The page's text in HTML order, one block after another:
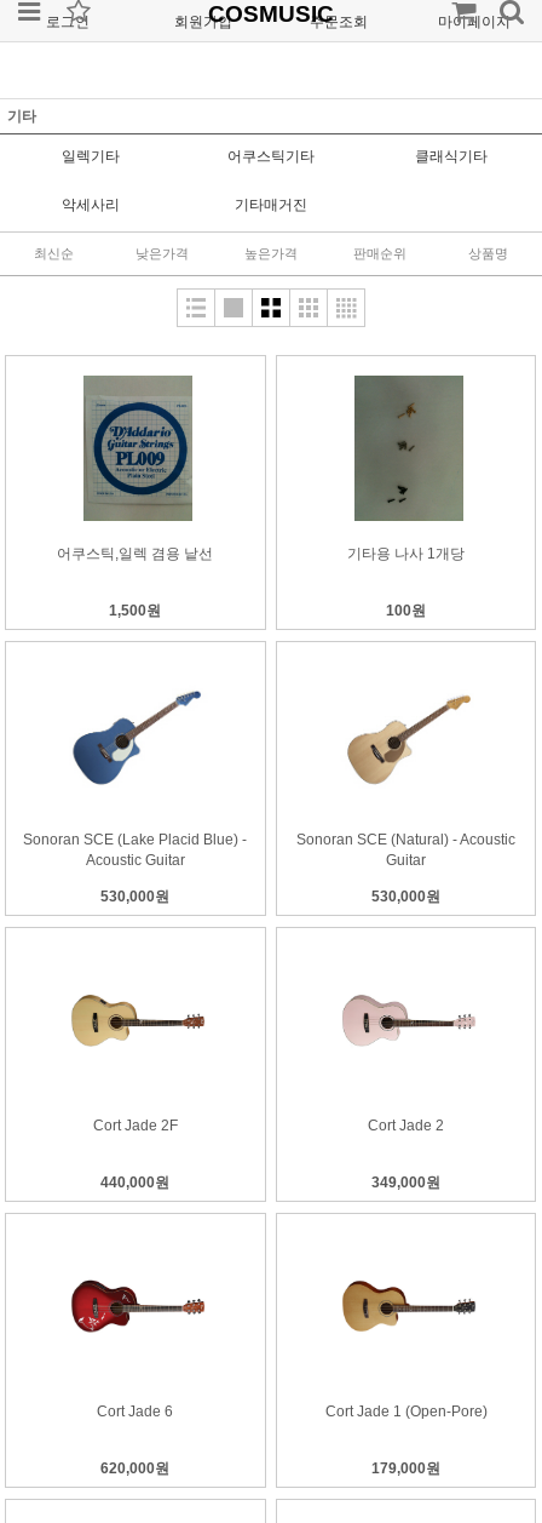
로그인 회원가입 주문조회 마이페이지
COSMUSIC
기타
일렉기타 어쿠스틱기타 클래식기타
악세사리 기타매거진
최신순 낮은가격 높은가격 판매순위 상품명
어쿠스틱,일렉 겸용 낱선
1,500원
기타용 나사 1개당
100원
Sonoran SCE (Lake Placid Blue) -
Acoustic Guitar
530,000원
Sonoran SCE (Natural) - Acoustic
Guitar
530,000원
Cort Jade 2F
440,000원
Cort Jade 2
349,000원
Cort Jade 6
620,000원
Cort Jade 1 (Open-Pore)
179,000원